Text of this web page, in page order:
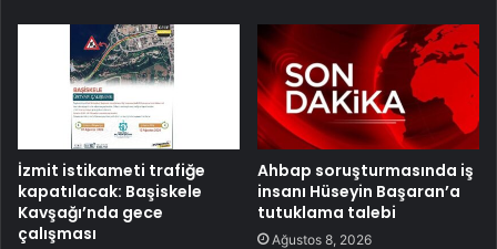
İzmit istikameti trafiğe
kapatılacak: Başiskele
Kavşağı’nda gece
çalışması
Ahbap soruşturmasında iş
insanı Hüseyin Başaran’a
tutuklama talebi
Ağustos 8, 2026